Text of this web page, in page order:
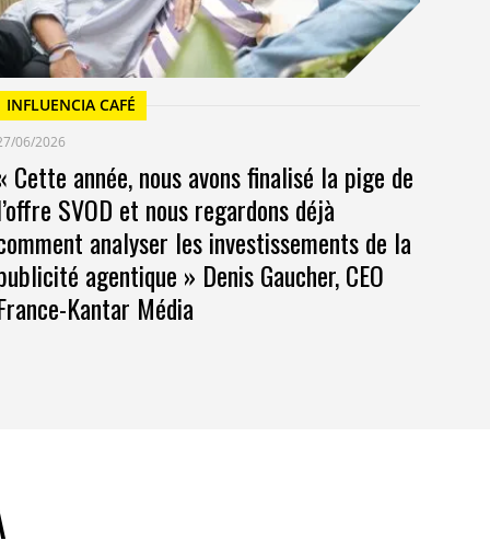
INFLUENCIA CAFÉ
06/2026
Cette année, nous avons finalisé la pige de
SVOD et nous regardons déjà
analyser les investissements de la
agentique » Denis Gaucher, CEO
Kantar Média